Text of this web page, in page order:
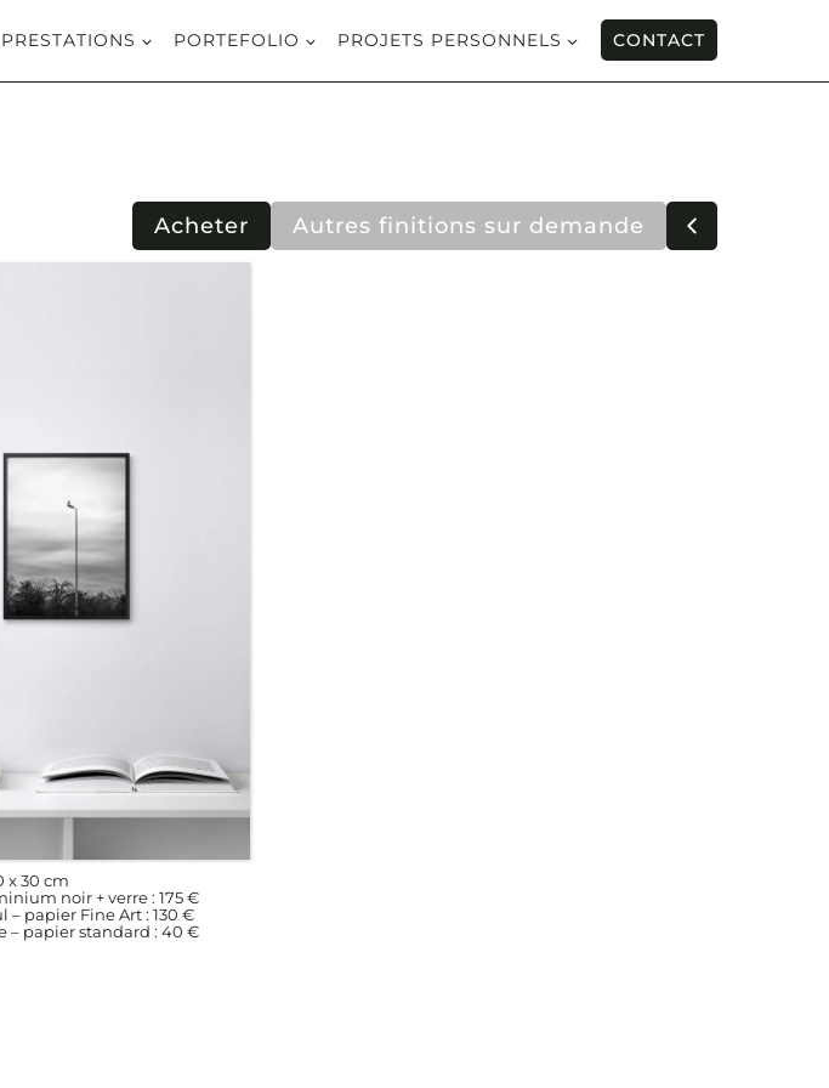
PRESTATIONS PORTEFOLIO PROJETS PERSONNELS CONTACT
Acheter Autres finitions sur demande
x 30 cm
noir + verre : 175 €
– papier Fine Art : 130 €
– papier standard : 40 €